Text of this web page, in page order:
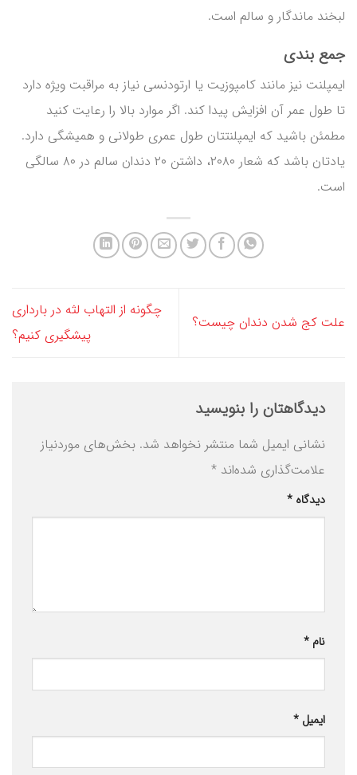
لبخند ماندگار و سالم است.
جمع بندی
ایمپلنت نیز مانند کامپوزیت یا ارتودنسی نیاز به مراقبت ویژه دارد
تا طول عمر آن افزایش پیدا کند. اگر موارد بالا را رعایت کنید
مطمئن باشید که ایمپلنتتان طول عمری طولانی و همیشگی دارد.
یادتان باشد که شعار ۲۰۸۰، داشتن ۲۰ دندان سالم در ۸۰ سالگی
است.
علت کج شدن دندان چیست؟
چگونه از التهاب لثه در بارداری
پیشگیری کنیم؟
دیدگاهتان را بنویسید
نشانی ایمیل شما منتشر نخواهد شد. بخش‌های موردنیاز
علامت‌گذاری شده‌اند *
دیدگاه *
نام *
ایمیل *